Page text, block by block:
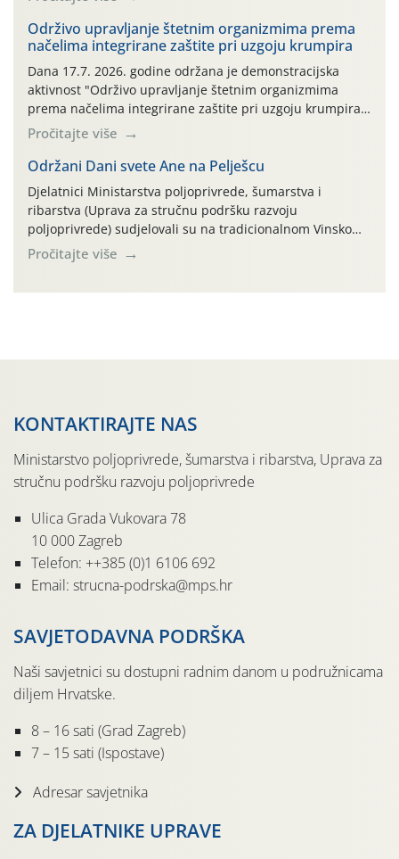
bilja (npr. ambalaža od mineralnih gnojiva,) se ne
prihvaća. Korisnicima je osiguran besplatni povrat
prazne ambalaže isključivo ovih tvrtki: AGROCHEM-MAKS,
AGRONOM, ALBAUGH TKI* (PINUS […]
Održivo upravljanje štetnim organizmima prema
načelima integrirane zaštite pri uzgoju krumpira
Dana 17.7. 2026. godine održana je demonstracijska
aktivnost "Održivo upravljanje štetnim organizmima
prema načelima integrirane zaštite pri uzgoju krumpira"
na pokusnom polju "Poredje", kraj naselja Belica (ARKOD
parcela ID 2445031) (središnji dio Međimurske županije).
Pročitajte više
Održani Dani svete Ane na Pelješcu
Djelatnici Ministarstva poljoprivrede, šumarstva i
ribarstva (Uprava za stručnu podršku razvoju
poljoprivrede) sudjelovali su na tradicionalnom Vinskom
forumu, održanom 24.07.2026. godine u Domu vinarske
tradicije u Putnikovićima na poluotoku Pelješcu, u
Pročitajte više
KONTAKTIRAJTE NAS
Ministarstvo poljoprivrede, šumarstva i ribarstva, Uprava za
stručnu podršku razvoju poljoprivrede
Ulica Grada Vukovara 78
10 000 Zagreb
Telefon: ++385 (0)1 6106 692
Email: strucna-podrska@mps.hr
SAVJETODAVNA PODRŠKA
Naši savjetnici su dostupni radnim danom u podružnicama
diljem Hrvatske.
8 – 16 sati (Grad Zagreb)
7 – 15 sati (Ispostave)
Adresar savjetnika
ZA DJELATNIKE UPRAVE